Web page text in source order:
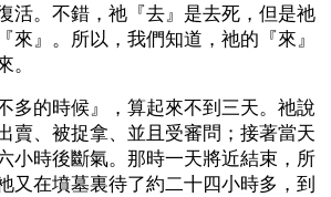
活。不錯，祂『去』是去死，但是祂
來』。所以，我們知道，祂的『來』
。
多的時候』，算起來不到三天。祂說
賣、被捉拿、並且受審問；接著當天
小時後斷氣。那時一天將近結束，所
又在墳墓裏待了約二十四小時多，到